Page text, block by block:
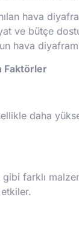
hava
ve bütçe
hava
Faktörler
daha
farklı